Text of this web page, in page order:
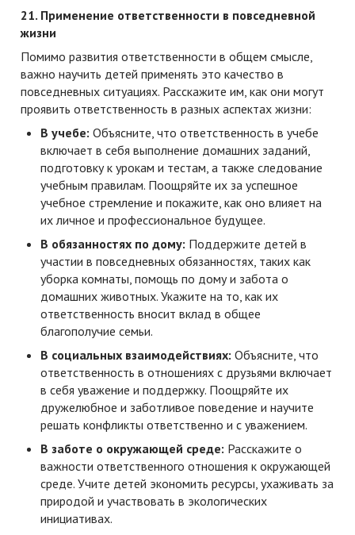
21. Применение ответственности в повседневной
жизни
Помимо развития ответственности в общем смысле,
важно научить детей применять это качество в
повседневных ситуациях. Расскажите им, как они могут
проявить ответственность в разных аспектах жизни:
В учебе: Объясните, что ответственность в учебе
включает в себя выполнение домашних заданий,
подготовку к урокам и тестам, а также следование
учебным правилам. Поощряйте их за успешное
учебное стремление и покажите, как оно влияет на
их личное и профессиональное будущее.
В обязанностях по дому: Поддержите детей в
участии в повседневных обязанностях, таких как
уборка комнаты, помощь по дому и забота о
домашних животных. Укажите на то, как их
ответственность вносит вклад в общее
благополучие семьи.
В социальных взаимодействиях: Объясните, что
ответственность в отношениях с друзьями включает
в себя уважение и поддержку. Поощряйте их
дружелюбное и заботливое поведение и научите
решать конфликты ответственно и с уважением.
В заботе о окружающей среде: Расскажите о
важности ответственного отношения к окружающей
среде. Учите детей экономить ресурсы, ухаживать за
природой и участвовать в экологических
инициативах.